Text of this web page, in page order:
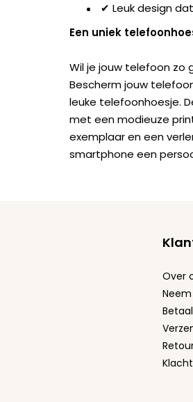
✔ Leuk design
Een uniek
Wil je jouw telefoon zo
Bescherm jouw
leuke telefoonhoesje.
met een modieuze
exemplaar en een
smartphone een
Over